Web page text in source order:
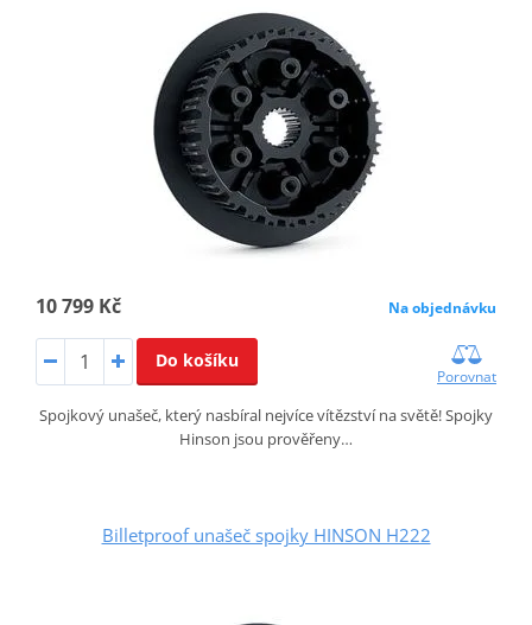
10 799 Kč Na objednávku
Do košíku
Porovnat
Spojkový unašeč, který nasbíral nejvíce vítězství na světě! Spojky
Hinson jsou prověřeny…
Billetproof unašeč spojky HINSON H222